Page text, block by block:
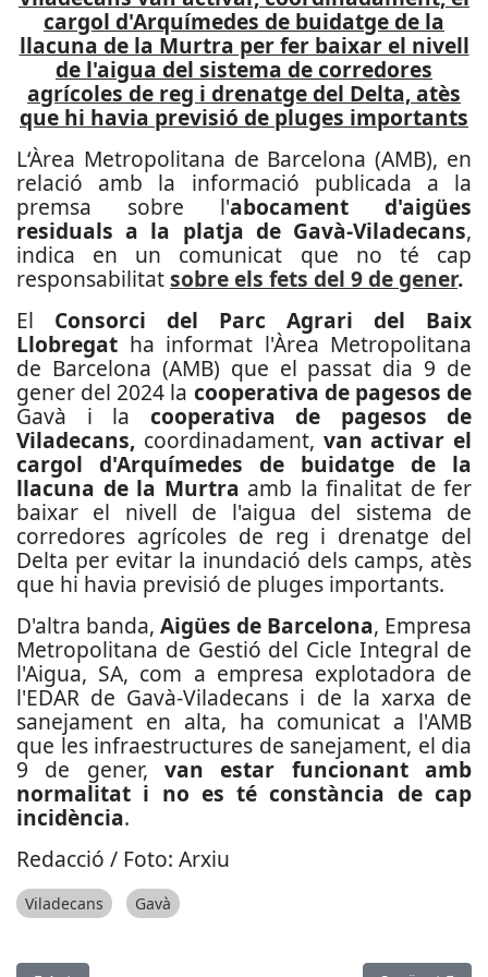
cargol d'Arquímedes de buidatge de la
llacuna de la Murtra per fer baixar el nivell
de l'aigua del sistema de corredores
agrícoles de reg i drenatge del Delta, atès
que hi havia previsió de pluges importants
L‘Àrea Metropolitana de Barcelona (AMB), en
relació amb la informació publicada a la
premsa sobre l'abocament d'aigües
residuals a la platja de Gavà-Viladecans,
indica en un comunicat que no té cap
responsabilitatsobre els fets del 9 de gener.
El Consorci del Parc Agrari del Baix
Llobregat ha informat l'Àrea Metropolitana
de Barcelona (AMB) que el passat dia 9 de
gener del 2024 la cooperativa de pagesos de
Gavà i la cooperativa de pagesos de
Viladecans, coordinadament, van activar el
cargol d'Arquímedes de buidatge de la
llacuna de la Murtra amb la finalitat de fer
baixar el nivell de l'aigua del sistema de
corredores agrícoles de reg i drenatge del
Delta per evitar la inundació dels camps, atès
que hi havia previsió de pluges importants.
D'altra banda, Aigües de Barcelona, Empresa
Metropolitana de Gestió del Cicle Integral de
l'Aigua, SA, com a empresa explotadora de
l'EDAR de Gavà-Viladecans i de la xarxa de
sanejament en alta, ha comunicat a l'AMB
que les infraestructures de sanejament, el dia
9 de gener, van estar funcionant amb
normalitat i no es té constància de cap
incidència.
Redacció / Foto: Arxiu
Viladecans Gavà